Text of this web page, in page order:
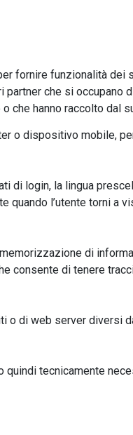
fornire funzionalità dei
che si occupano
che hanno raccolto dal
o dispositivo mobile,
di login, la lingua
quando l’utente torni a
di
consente di tenere
o di web server diversi
quindi tecnicamente